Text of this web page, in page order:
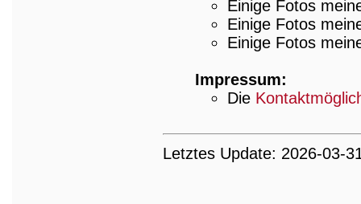
Einige Fotos
Einige Fotos
Einige Fotos
Impressum:
Die
Letztes Update: 2026-03-